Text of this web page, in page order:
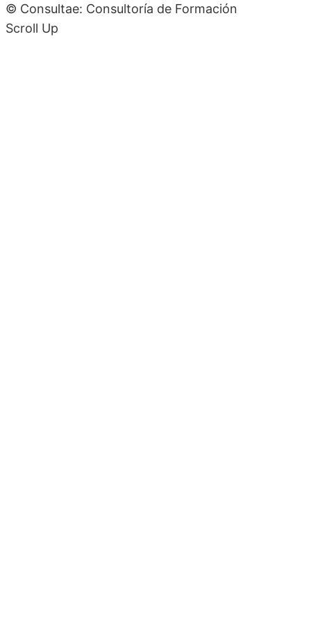
© Consultae: Consultoría de Formación
Scroll Up